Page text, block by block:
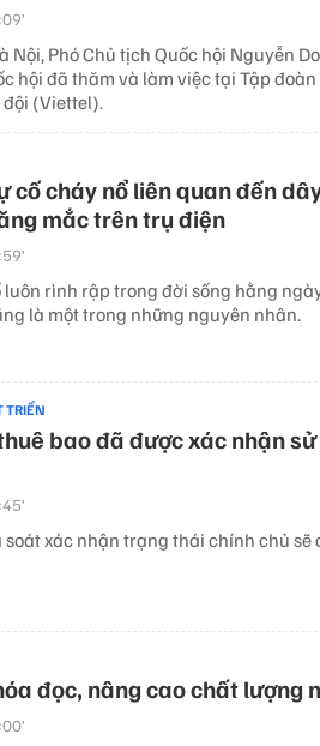
Nội, Phó Chủ tịch Quốc hội Nguyễn
hội đã thăm và làm việc tại Tập
(Viettel).
cố cháy nổ liên quan đến
mắc trên trụ điện
luôn rình rập trong đời sống hằng
là một trong những nguyên nhân.
TRIỂN
bao đã được xác nhận
xác nhận trạng thái chính chủ sẽ
đọc, nâng cao chất lượng